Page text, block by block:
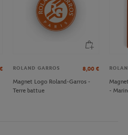
€
ROLAND GARROS 8,00 €
Magnet Logo Roland-Garros -
Terre battue
-